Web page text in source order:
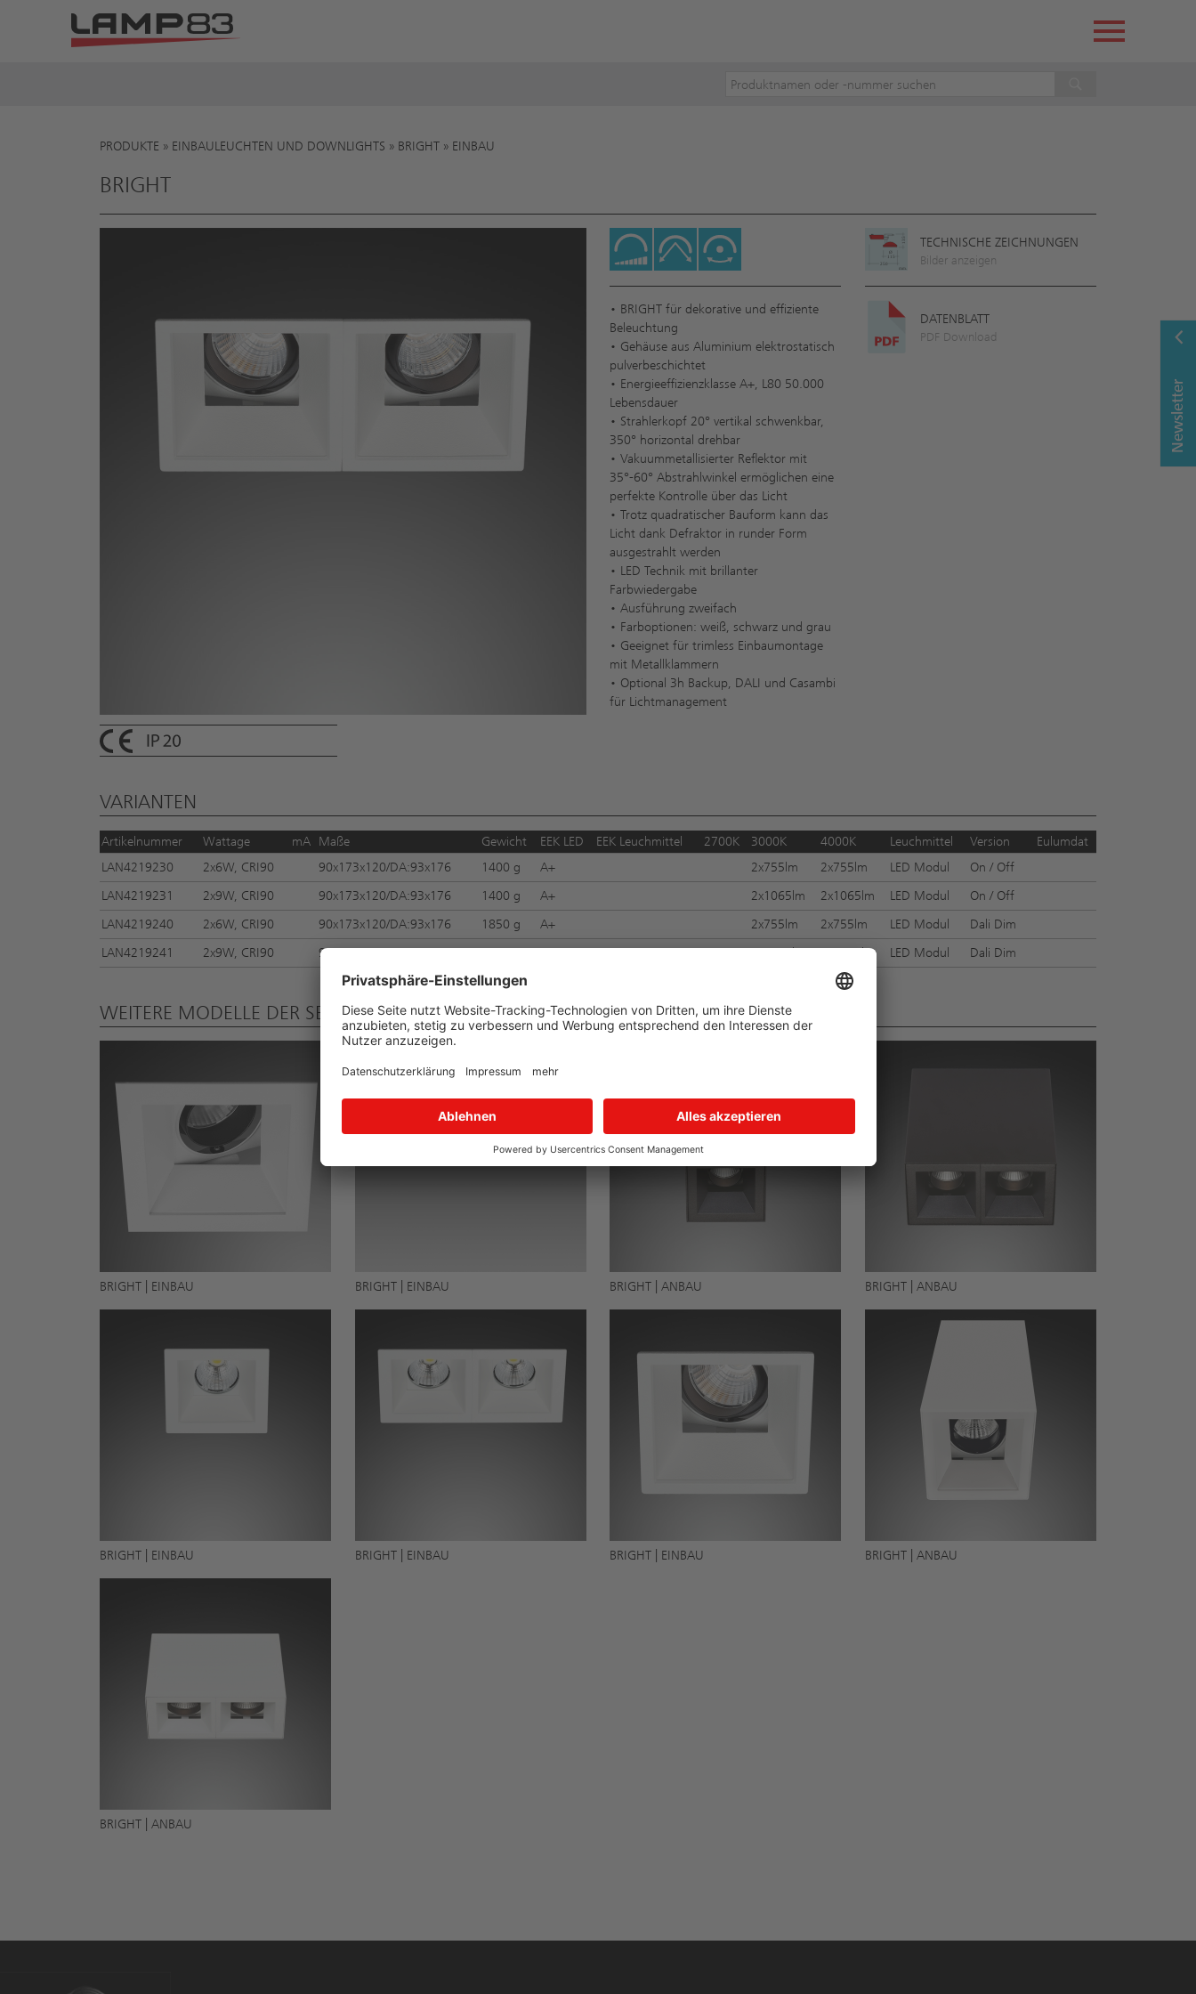
Sie sind hier
PRODUKTE » EINBAULEUCHTEN UND DOWNLIGHTS » BRIGHT » EINBAU
BRIGHT
• BRIGHT für dekorative und effiziente
Beleuchtung
• Gehäuse aus Aluminium elektrostatisch
pulverbeschichtet
• Energieeffizienzklasse A+, L80 50.000
Lebensdauer
• Strahlerkopf 20° vertikal schwenkbar,
350° horizontal drehbar
• Vakuummetallisierter Reflektor mit
35°-60° Abstrahlwinkel ermöglichen eine
perfekte Kontrolle über das Licht
• Trotz quadratischer Bauform kann das
Licht dank Defraktor in runder Form
ausgestrahlt werden
• LED Technik mit brillanter
Farbwiedergabe
• Ausführung zweifach
• Farboptionen: weiß, schwarz und grau
• Geeignet für trimless Einbaumontage
mit Metallklammern
• Optional 3h Backup, DALI und Casambi
für Lichtmanagement
TECHNISCHE ZEICHNUNGEN
Bilder anzeigen
DATENBLATT
PDF Download
VARIANTEN
Artikelnummer Wattage mA Maße Gewicht EEK LED EEK Leuchmittel 2700K 3000K 4000K Leuchmittel Version
Eulumdat
LAN4219230
2x6W, CRI90 90x173x120/DA:93x176 1400 g A+ 2x755lm 2x755lm LED Modul
On / Off
LAN4219231
2x9W, CRI90 90x173x120/DA:93x176 1400 g A+ 2x1065lm 2x1065lm LED Modul
On / Off
LAN4219240
2x6W, CRI90 90x173x120/DA:93x176 1850 g A+ 2x755lm 2x755lm LED Modul
Dali Dim
LAN4219241
2x9W, CRI90 90x173x120/DA:93x176 1850 g A+ 2x1065lm 2x1065lm LED Modul Dali Dim
WEITERE MODELLE DER SERIE
BRIGHT | EINBAU BRIGHT | EINBAU BRIGHT | ANBAU BRIGHT | ANBAU
BRIGHT | EINBAU BRIGHT | EINBAU BRIGHT | EINBAU BRIGHT | ANBAU
BRIGHT | ANBAU
Newsletter